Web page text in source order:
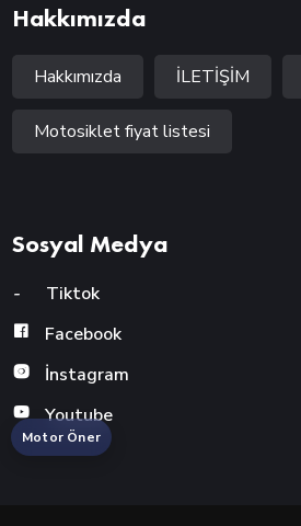
Hakkımızda
Hakkımızda İLETİŞİM
Motosiklet fiyat listesi
Sosyal Medya
-
Tiktok
Facebook
İnstagram
Youtube
Motor Öner